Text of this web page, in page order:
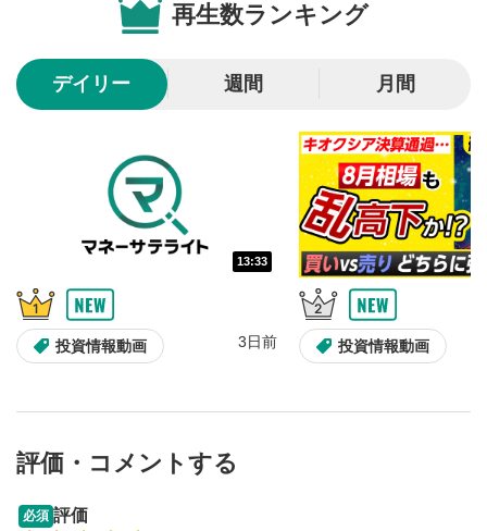
10秒戻し/10秒送り
10秒、動画を巻き戻し/早送りします。
シークバー
再生位置を示しています。再生したい位置をクリック
するとその位置から動画が再生されます。
画質/再生速度の設定
画質の選択/再生速度の変更ができます。
スライダーを上下すると音量が調整できます。
8
全画面表示
再生数ランキング
デイリー 週間 月間
13:33
投資情報動画 3日前 投資情報動画
評価・コメントする
必須 評価